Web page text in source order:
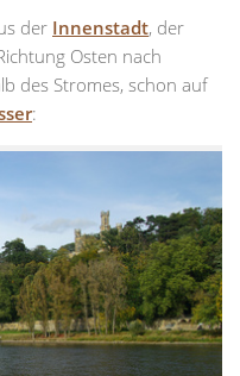
der Innenstadt, der
Osten nach
des Stromes, schon auf
: